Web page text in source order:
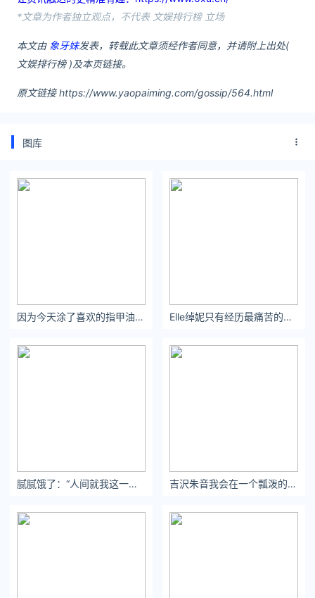
*文章为作者独立观点，不代表 文娱排行榜 立场
本文由 象牙妹发表，转载此文章须经作者同意，并请附上出处(
文娱排行榜 )及本页链接。
原文链接 https://www.yaopaiming.com/gossip/564.html
图库
因为今天涂了喜欢的指甲油 所以决定要好好热爱生活 ​​​​ Elle绰妮只有经历最痛苦的坚持，才能配得上拥有最永久的幸福。
腻腻饿了：“人间就我这一款，一定要天天开心噢”#人间就我这一款 吉沢朱音我会在一个瓢泼的雨天释怀